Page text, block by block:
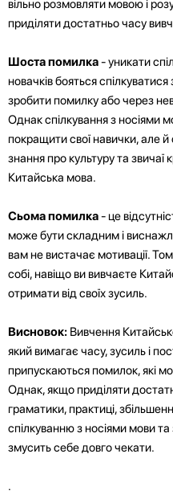
вільно розмовляти мовою і
приділяти достатньо часу
Шоста помилка- уникати
новачків бояться
зробити помилку або через
Однак спілкування з носіями
покращити свої навички, але й
знання про культуру та звичаї
Китайська мова.
Сьома помилка- це
може бути складним і
вам не вистачає мотивації.
собі, навіщо ви вивчаєте
отримати від своїх зусиль.
Висновок: Вивчення
який вимагає часу, зусиль і
припускаються помилок, які
Однак, якщо приділяти
граматики, практиці,
спілкуванню з носіями мови
змусить себе довго чекати.
.